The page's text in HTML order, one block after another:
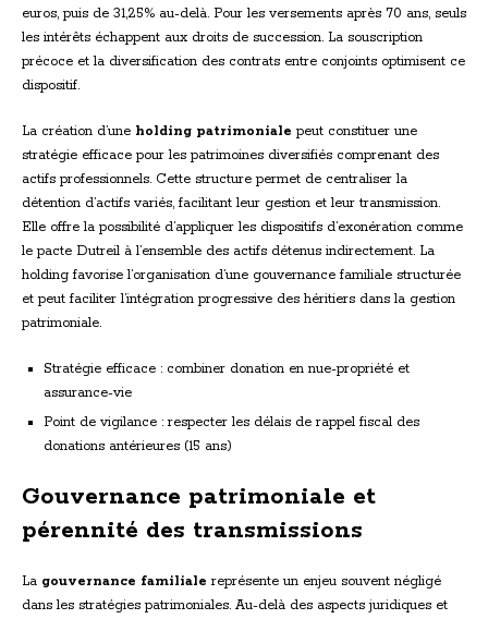
euros, puis de 31,25% au-delà. Pour les versements après 70 ans, seuls
les intérêts échappent aux droits de succession. La souscription
précoce et la diversification des contrats entre conjoints optimisent ce
dispositif.
La création d’une holding patrimoniale peut constituer une
stratégie efficace pour les patrimoines diversifiés comprenant des
actifs professionnels. Cette structure permet de centraliser la
détention d’actifs variés, facilitant leur gestion et leur transmission.
Elle offre la possibilité d’appliquer les dispositifs d’exonération comme
le pacte Dutreil à l’ensemble des actifs détenus indirectement. La
holding favorise l’organisation d’une gouvernance familiale structurée
et peut faciliter l’intégration progressive des héritiers dans la gestion
patrimoniale.
Stratégie efficace : combiner donation en nue-propriété et
assurance-vie
Point de vigilance : respecter les délais de rappel fiscal des
donations antérieures (15 ans)
Gouvernance patrimoniale et
pérennité des transmissions
La gouvernance familiale représente un enjeu souvent négligé
dans les stratégies patrimoniales. Au-delà des aspects juridiques et